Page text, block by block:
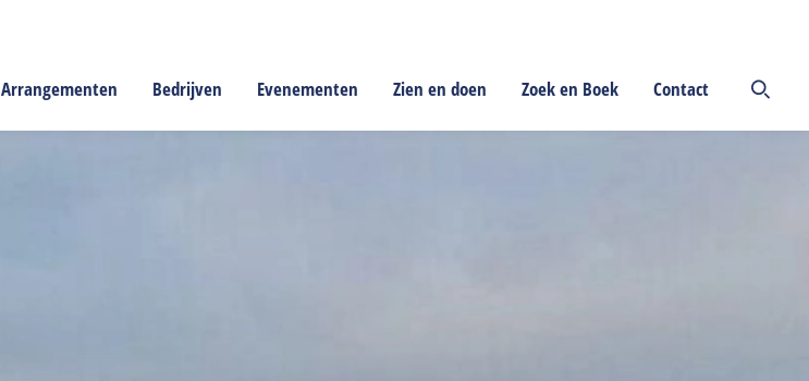
Arrangementen Bedrijven Evenementen Zien en doen Zoek en Boek Contact